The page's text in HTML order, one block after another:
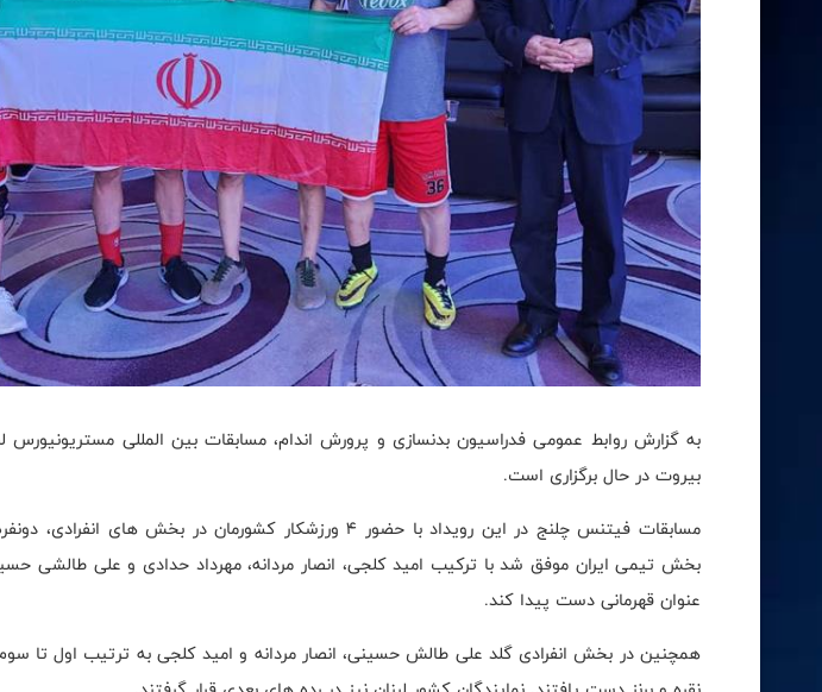
به گزارش روابط عمومی فدراسیون بدنسازی و پرورش اندام، مسابقات بین المللی مستریونیورس
بیروت در حال برگزاری است.
مسابقات فیتنس چلنج در این رویداد با حضور 4 ورزشکار کشورمان در بخش
بخش تیمی ایران موفق شد با ترکیب امید کلجی، انصار مردانه، مهرداد حدادی و علی طالشی حسینی
عنوان قهرمانی دست پیدا کند.
همچنین در بخش انفرادی گلد علی طالش حسینی، انصار مردانه و امید کلجی به ترتیب اول تا